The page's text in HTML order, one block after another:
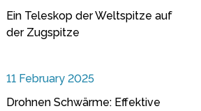
Ein Teleskop der Weltspitze auf
der Zugspitze
11 February 2025
Drohnen Schwärme: Effektive